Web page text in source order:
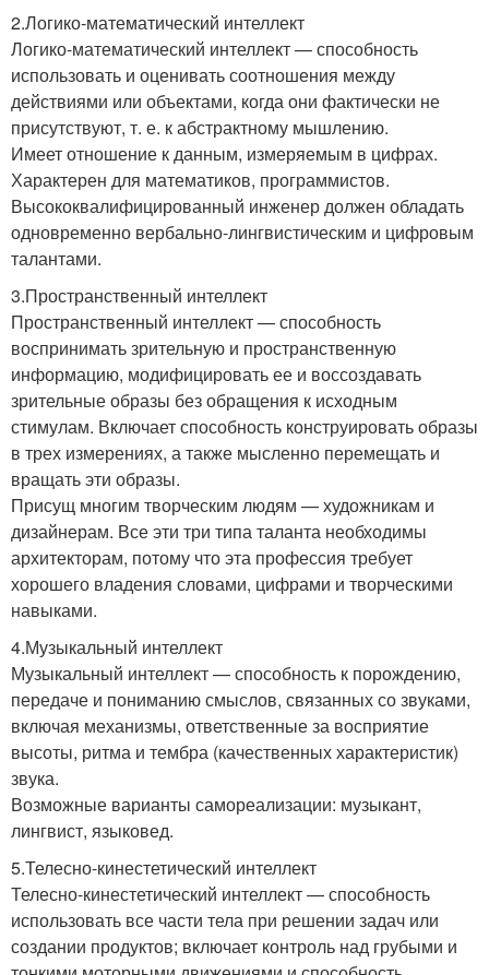
2.Логико-математический интеллект
Логико-математический интеллект — способность
использовать и оценивать соотношения между
действиями или объектами, когда они фактически не
присутствуют, т. е. к абстрактному мышлению.
Имеет отношение к данным, измеряемым в цифрах.
Характерен для математиков, программистов.
Высококвалифицированный инженер должен обладать
одновременно вербально-лингвистическим и цифровым
талантами.
3.Пространственный интеллект
Пространственный интеллект — способность
воспринимать зрительную и пространственную
информацию, модифицировать ее и воссоздавать
зрительные образы без обращения к исходным
стимулам. Включает способность конструировать образы
в трех измерениях, а также мысленно перемещать и
вращать эти образы.
Присущ многим творческим людям — художникам и
дизайнерам. Все эти три типа таланта необходимы
архитекторам, потому что эта профессия требует
хорошего владения словами, цифрами и творческими
навыками.
4.Музыкальный интеллект
Музыкальный интеллект — способность к порождению,
передаче и пониманию смыслов, связанных со звуками,
включая механизмы, ответственные за восприятие
высоты, ритма и тембра (качественных характеристик)
звука.
Возможные варианты самореализации: музыкант,
лингвист, языковед.
5.Телесно-кинестетический интеллект
Телесно-кинестетический интеллект — способность
использовать все части тела при решении задач или
создании продуктов; включает контроль над грубыми и